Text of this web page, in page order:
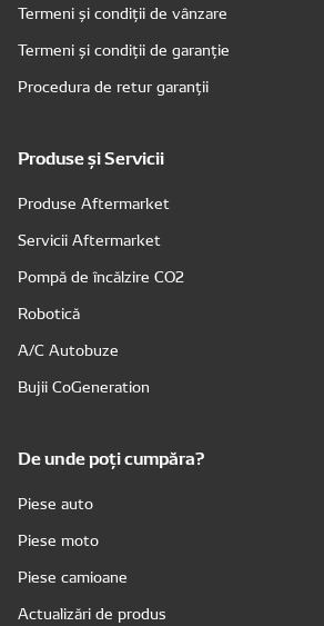
Termeni și condiții de vânzare
Termeni și condiții de garanție
Procedura de retur garanții
Produse și Servicii
Produse Aftermarket
Servicii Aftermarket
Pompă de încălzire CO2
Robotică
A/C Autobuze
Bujii CoGeneration
De unde poți cumpăra?
Piese auto
Piese moto
Piese camioane
Actualizări de produs